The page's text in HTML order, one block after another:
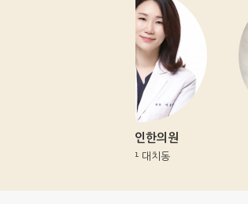
강남명인한의원
강남구 대치동